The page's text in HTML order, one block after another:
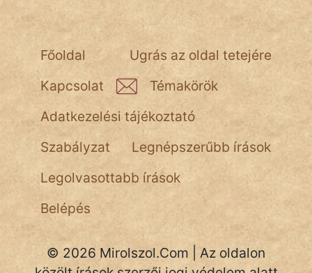
Jób Gedeon
Láron Ádám
mikkamakka
vörös ördög
nagyöreg
NapHold
Név nélkül
pszichopati
szegény legény
Ugrás az oldal tetejére
Főoldal
Kapcsolat
Témakörök
Adatkezelési tájékoztató
Szabályzat
Legnépszerűbb írások
Legolvasottabb írások
Belépés
© 2026 Mirolszol.Com | Az oldalon